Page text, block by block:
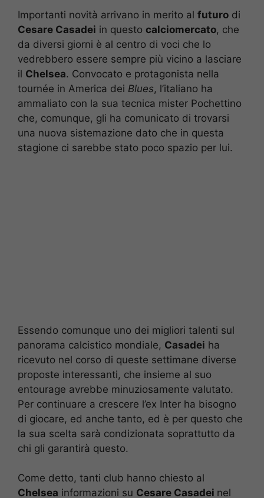
Importanti novità arrivano in merito al futuro di
Cesare Casadei in questo calciomercato, che
da diversi giorni è al centro di voci che lo
vedrebbero essere sempre più vicino a lasciare
il Chelsea. Convocato e protagonista nella
tournée in America dei Blues, l’italiano ha
ammaliato con la sua tecnica mister Pochettino
che, comunque, gli ha comunicato di trovarsi
una nuova sistemazione dato che in questa
stagione ci sarebbe stato poco spazio per lui.
Essendo comunque uno dei migliori talenti sul
panorama calcistico mondiale, Casadei ha
ricevuto nel corso di queste settimane diverse
proposte interessanti, che insieme al suo
entourage avrebbe minuziosamente valutato.
Per continuare a crescere l’ex Inter ha bisogno
di giocare, ed anche tanto, ed è per questo che
la sua scelta sarà condizionata soprattutto da
chi gli garantirà questo.
Come detto, tanti club hanno chiesto al
Chelsea informazioni su Cesare Casadei nel